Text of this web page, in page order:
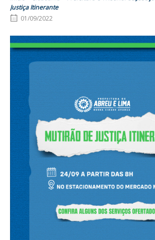
Justiça Itinerante
01/09/2022